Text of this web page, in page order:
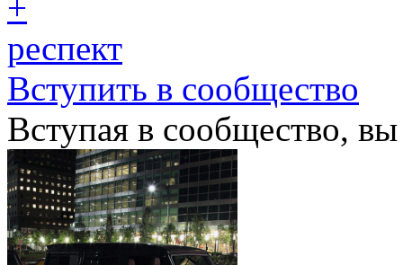
респект
Вступить в сообщество
Вступая в сообщество,